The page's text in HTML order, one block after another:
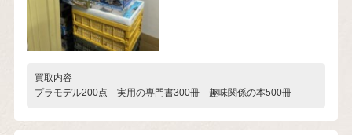
買取内容
プラモデル200点 実用の専門書300冊 趣味関係の本500冊